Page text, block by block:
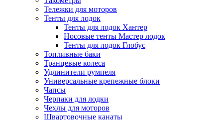
Тележки для моторов
Тенты для лодок
Тенты для лодок Хантер
Носовые тенты Мастер лодок
Тенты для лодок Глобус
Топливные баки
Транцевые колеса
Удлинители румпеля
Универсальные крепежные блоки
Чапсы
Черпаки для лодки
Чехлы для моторов
Швартовочные канаты